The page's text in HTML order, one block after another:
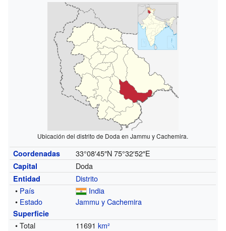
Ubicación del distrito de Doda en Jammu y Cachemira.
Coordenadas 33°08′45″N 75°32′52″E
Capital Doda
Entidad
Distrito
• País
India
• Estado Jammu y Cachemira
Superficie
• Total 11691km²